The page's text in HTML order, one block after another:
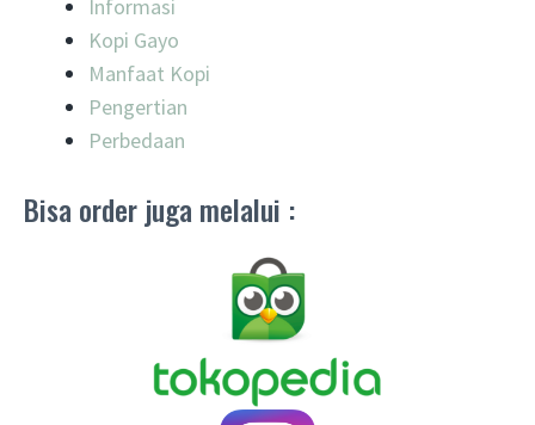
Informasi
Kopi Gayo
Manfaat Kopi
Pengertian
Perbedaan
Bisa order juga melalui :